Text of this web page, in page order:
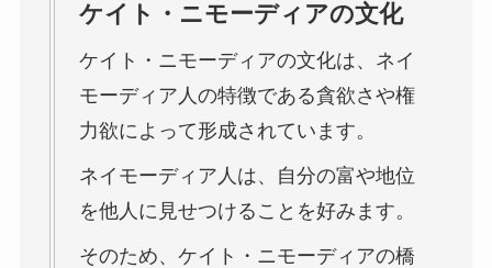
ケイト・ニモーディアの文化
ケイト・ニモーディアの文化は、ネイ
モーディア人の特徴である貪欲さや権
力欲によって形成されています。
ネイモーディア人は、自分の富や地位
を他人に見せつけることを好みます。
そのため、ケイト・ニモーディアの橋